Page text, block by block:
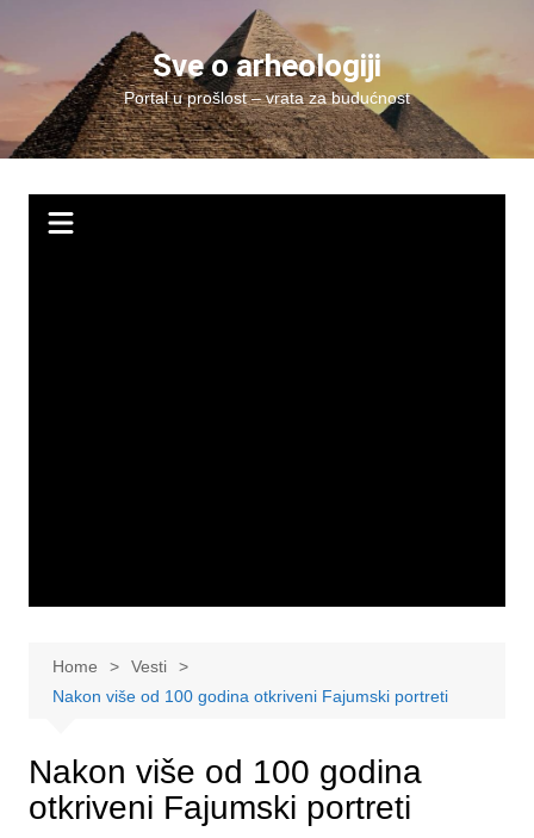
content
Sve o arheologiji
Portal u prošlost – vrata za budućnost
Home
Vesti
Nakon više od 100 godina otkriveni Fajumski portreti
Nakon više od 100 godina
otkriveni Fajumski portreti